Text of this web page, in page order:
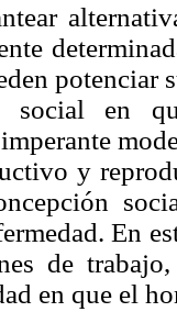
potenciar
social en
y
En
de
en que el